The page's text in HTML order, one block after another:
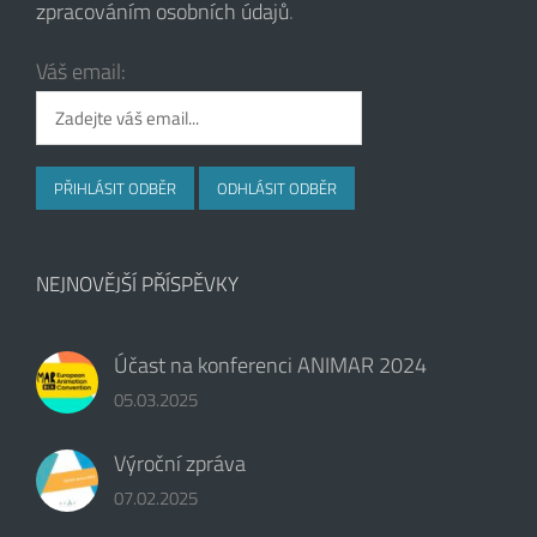
zpracováním osobních údajů.
Váš email:
NEJNOVĚJŠÍ PŘÍSPĚVKY
Účast na konferenci ANIMAR 2024
05.03.2025
Výroční zpráva
07.02.2025